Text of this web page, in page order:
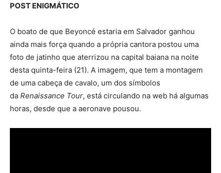
POST ENIGMÁTICO
O boato de que Beyoncé estaria em Salvador ganhou
ainda mais força quando a própria cantora postou uma
foto de jatinho que aterrizou na capital baiana na noite
desta quinta-feira (21). A imagem, que tem a montagem
de uma cabeça de cavalo, um dos símbolos
da Renaissance Tour, está circulando na web há algumas
horas, desde que a aeronave pousou.